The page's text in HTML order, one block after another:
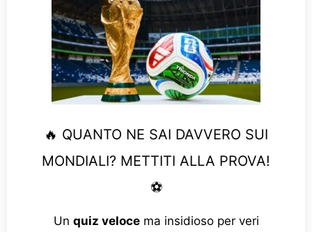
🔥 QUANTO NE SAI DAVVERO SUI
MONDIALI? METTITI ALLA PROVA!
⚽
Un quiz velocema insidioso per veri